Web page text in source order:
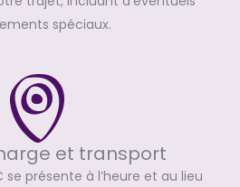
spéciaux.
et transport
présente à l’heure et au lieu